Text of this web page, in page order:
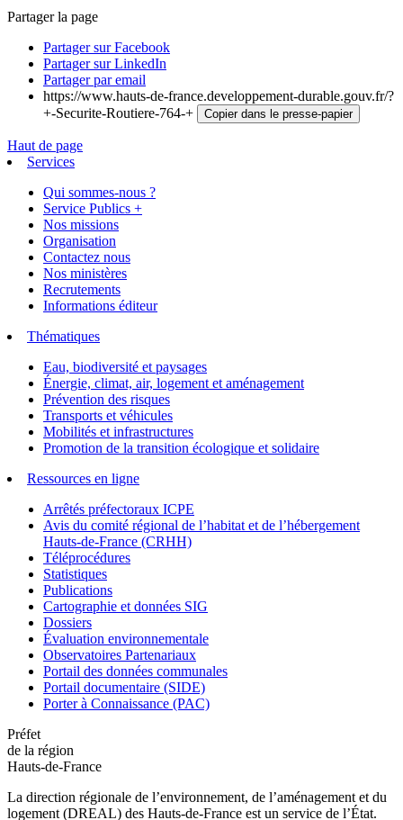
Partager la page
Partager sur Facebook
Partager sur LinkedIn
Partager par email
https://www.hauts-de-france.developpement-durable.gouv.fr/?
+-Securite-Routiere-764-+
Copier dans le presse-papier
Haut de page
Services
Qui sommes-nous ?
Service Publics +
Nos missions
Organisation
Contactez nous
Nos ministères
Recrutements
Informations éditeur
Thématiques
Eau, biodiversité et paysages
Énergie, climat, air, logement et aménagement
Prévention des risques
Transports et véhicules
Mobilités et infrastructures
Promotion de la transition écologique et solidaire
Ressources en ligne
Arrêtés préfectoraux ICPE
Avis du comité régional de l’habitat et de l’hébergement
Hauts-de-France (CRHH)
Téléprocédures
Statistiques
Publications
Cartographie et données SIG
Dossiers
Évaluation environnementale
Observatoires Partenariaux
Portail des données communales
Portail documentaire (SIDE)
Porter à Connaissance (PAC)
Préfet
de la région
Hauts-de-France
La direction régionale de l’environnement, de l’aménagement et du
logement (DREAL) des Hauts-de-France est un service de l’État.